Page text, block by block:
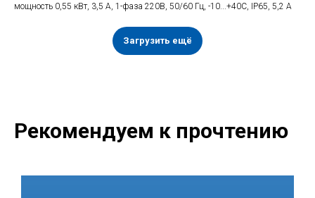
мощность 0,55 кВт, 3,5 А, 1-фаза 220В, 50/60 Гц, -10...+40С, IP65, 5,2 А
Загрузить ещё
Рекомендуем к прочтению